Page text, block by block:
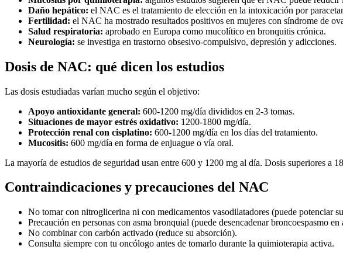
Daño hepático: el NAC es el tratamiento de elección en la intoxicación por
Fertilidad: el NAC ha mostrado resultados positivos en mujeres con síndrome de
Salud respiratoria: aprobado en Europa como mucolítico en bronquitis crónica.
Neurología: se investiga en trastorno obsesivo-compulsivo, depresión y adicciones.
Dosis de NAC: qué dicen los estudios
Las dosis estudiadas varían mucho según el objetivo:
Apoyo antioxidante general: 600-1200 mg/día divididos en 2-3 tomas.
Situaciones de mayor estrés oxidativo: 1200-1800 mg/día.
Protección renal con cisplatino: 600-1200 mg/día en los días del tratamiento.
Mucositis: 600 mg/día en forma de enjuague o vía oral.
La mayoría de estudios de seguridad usan entre 600 y 1200 mg al día. Dosis superiores a
Contraindicaciones y precauciones del NAC
No tomar con nitroglicerina ni con medicamentos vasodilatadores (puede potenciar
Precaución en personas con asma bronquial (puede desencadenar broncoespasmo en
No combinar con carbón activado (reduce su absorción).
Consulta siempre con tu oncólogo antes de tomarlo durante la quimioterapia activa.